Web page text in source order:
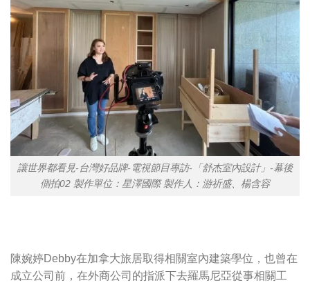
讓世界都看見-台灣好品牌-電視節目專訪-「舒杰室內設計」-幕後
側拍02 製作單位：星澤國際 製作人：游祈盛、楊含容
陳婉婷Debby在加拿大旅居取得相關室內建築學位，也曾在
成立公司前，在外商公司的指派下去羅馬尼亞從事相關工